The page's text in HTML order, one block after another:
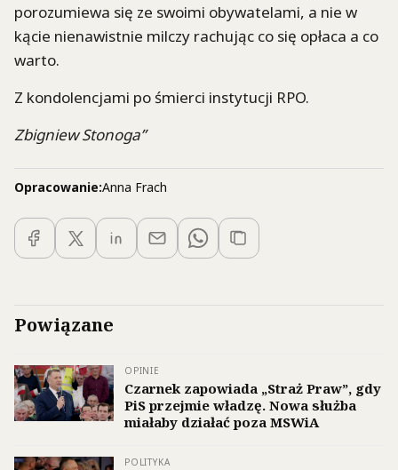
porozumiewa się ze swoimi obywatelami, a nie w
kącie nienawistnie milczy rachując co się opłaca a co
warto.
Z kondolencjami po śmierci instytucji RPO.
Zbigniew Stonoga”
Opracowanie:Anna Frach
Powiązane
OPINIE
Czarnek zapowiada „Straż Praw”, gdy
PiS przejmie władzę. Nowa służba
miałaby działać poza MSWiA
POLITYKA